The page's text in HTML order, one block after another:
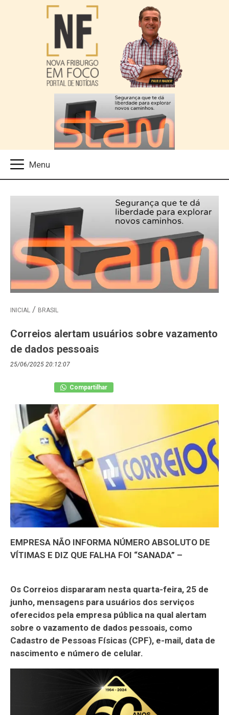
INICIAL BRASIL
Correios alertam usuários sobre vazamento
de dados pessoais
25/06/2025 20:12:07
Compartilhar
EMPRESA NÃO INFORMA NÚMERO ABSOLUTO DE
VÍTIMAS E DIZ QUE FALHA FOI “SANADA” –
Os Correios dispararam nesta quarta-feira, 25 de
junho, mensagens para usuários dos serviços
oferecidos pela empresa pública na qual alertam
sobre o vazamento de dados pessoais, como
Cadastro de Pessoas Físicas (CPF), e-mail, data de
nascimento e número de celular.